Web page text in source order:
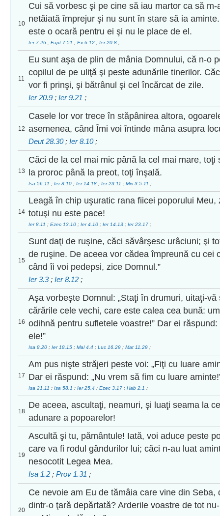
10
Cui să vorbesc şi pe cine să iau martor ca să
netăiată împrejur şi nu sunt în stare să ia
este o ocară pentru ei şi nu le place de el.
Ier 7.26 ; Fapt 7.51 ; Ex 6.12 ; Ier 20.8 ;
11
Eu sunt aşa de plin de mânia Domnului, că n-o
copilul de pe uliţă şi peste adunările tinerilor.
vor fi prinşi, şi bătrânul şi cel încărcat de zile.
Ier 20.9 ; Ier 9.21 ;
12
Casele lor vor trece în stăpânirea altora,
asemenea, când Îmi voi întinde mâna asupra
Deut 28.30 ; Ier 8.10 ;
13
Căci de la cel mai mic până la cel mai mare, toţi
la proroc până la preot, toţi înşală.
Isa 56.11 ; Ier 8.10 ; Ier 14.18 ; Ier 23.11 ; Mic 3.5-11 ;
14
Leagă în chip uşuratic rana fiicei poporului Meu,
totuşi nu este pace!
Ier 8.11 ; Ezec 13.10 ; Ier 4.10 ; Ier 14.13 ; Ier 23.17 ;
15
Sunt daţi de ruşine, căci săvârşesc urâciuni; şi
de ruşine. De aceea vor cădea împreună cu cei
când îi voi pedepsi, zice Domnul.”
Ier 3.3 ; Ier 8.12 ;
16
Aşa vorbeşte Domnul: „Staţi în drumuri, uitaţi-
cărările cele vechi, care este calea cea bună:
odihnă pentru sufletele voastre!” Dar ei
ele!”
Isa 8.20 ; Ier 18.15 ; Mal 4.4 ; Luc 16.29 ; Mat 11.29 ;
17
Am pus nişte străjeri peste voi: „Fiţi cu luare
Dar ei răspund: „Nu vrem să fim cu luare
Isa 21.11 ; Isa 58.1 ; Ier 25.4 ; Ezec 3.17 ; Hab 2.1 ;
18
De aceea, ascultaţi, neamuri, şi luaţi seama la
adunare a popoarelor!
19
Ascultă şi tu, pământule! Iată, voi aduce peste
care va fi rodul gândurilor lui; căci n-au luat
nesocotit Legea Mea.
Isa 1.2 ; Prov 1.31 ;
20
Ce nevoie am Eu de tămâia care vine din Seba,
dintr-o ţară depărtată? Arderile voastre de tot